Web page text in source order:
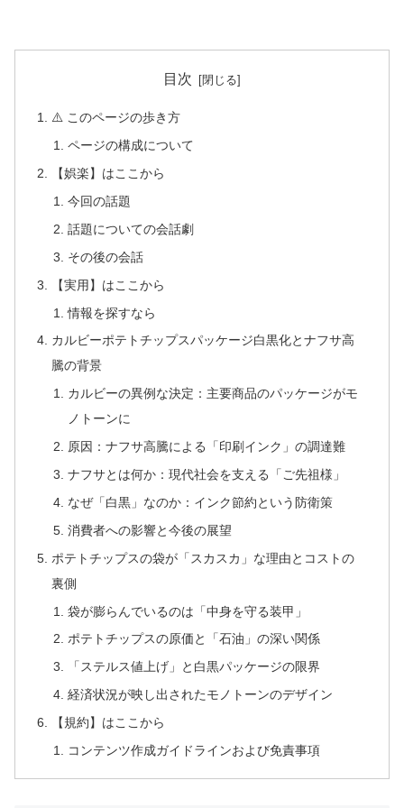
目次
⚠️ このページの歩き方
ページの構成について
【娯楽】はここから
今回の話題
話題についての会話劇
その後の会話
【実用】はここから
情報を探すなら
カルビーポテトチップスパッケージ白黒化とナフサ高
騰の背景
カルビーの異例な決定：主要商品のパッケージがモ
ノトーンに
原因：ナフサ高騰による「印刷インク」の調達難
ナフサとは何か：現代社会を支える「ご先祖様」
なぜ「白黒」なのか：インク節約という防衛策
消費者への影響と今後の展望
ポテトチップスの袋が「スカスカ」な理由とコストの
裏側
袋が膨らんでいるのは「中身を守る装甲」
ポテトチップスの原価と「石油」の深い関係
「ステルス値上げ」と白黒パッケージの限界
経済状況が映し出されたモノトーンのデザイン
【規約】はここから
コンテンツ作成ガイドラインおよび免責事項